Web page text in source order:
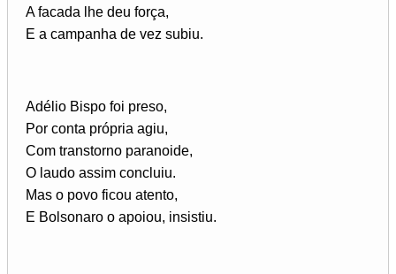
A facada lhe deu força,
E a campanha de vez subiu.
Adélio Bispo foi preso,
Por conta própria agiu,
Com transtorno paranoide,
O laudo assim concluiu.
Mas o povo ficou atento,
E Bolsonaro o apoiou, insistiu.